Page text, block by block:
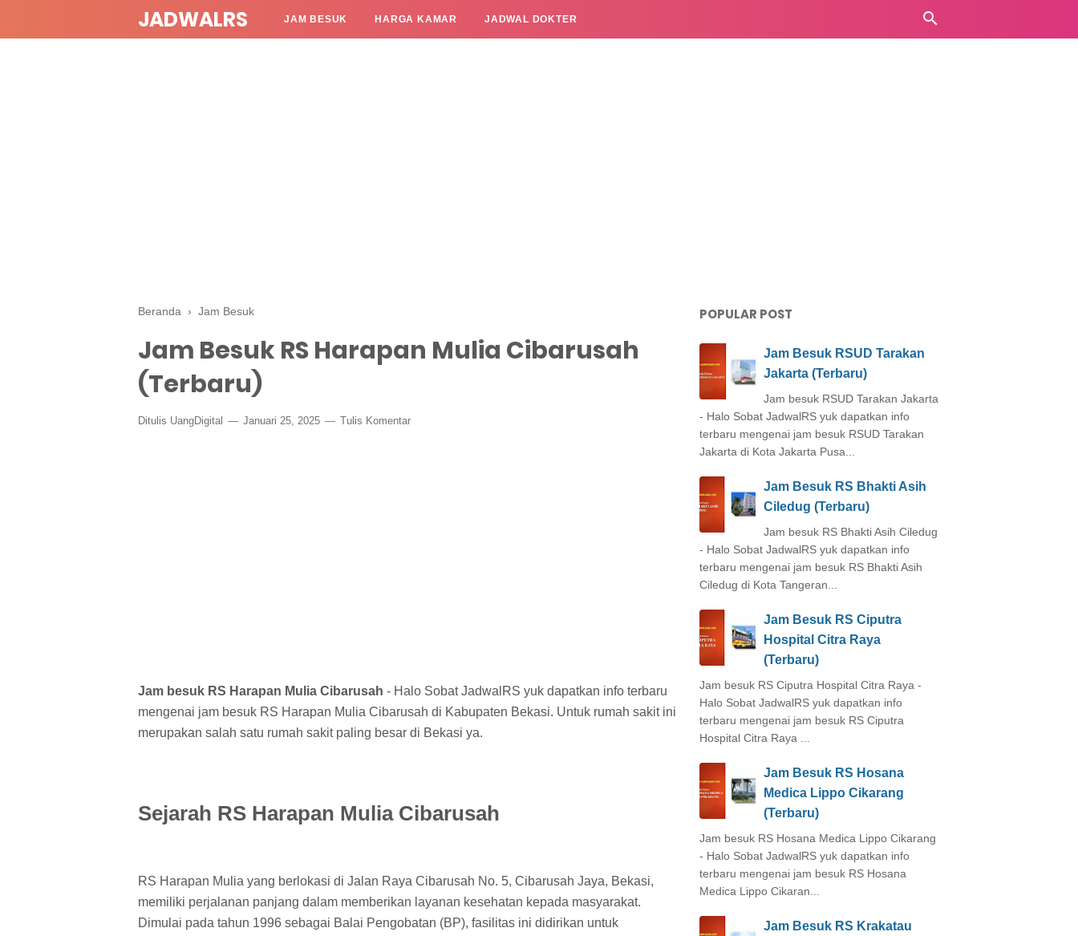
JADWALRS JAM BESUK HARGA KAMAR JADWAL DOKTER
Beranda › Jam Besuk
Jam Besuk RS Harapan Mulia Cibarusah
(Terbaru)
Ditulis UangDigital Januari 25, 2025 Tulis Komentar
Jam besuk RS Harapan Mulia Cibarusah - Halo Sobat JadwalRS yuk dapatkan info terbaru
mengenai jam besuk RS Harapan Mulia Cibarusah di Kabupaten Bekasi. Untuk rumah sakit ini
merupakan salah satu rumah sakit paling besar di Bekasi ya.
Sejarah RS Harapan Mulia Cibarusah
RS Harapan Mulia yang berlokasi di Jalan Raya Cibarusah No. 5, Cibarusah Jaya, Bekasi,
memiliki perjalanan panjang dalam memberikan layanan kesehatan kepada masyarakat.
Dimulai pada tahun 1996 sebagai Balai Pengobatan (BP), fasilitas ini didirikan untuk
POPULAR POST
Jam Besuk RSUD Tarakan
Jakarta (Terbaru)
Jam besuk RSUD Tarakan Jakarta
- Halo Sobat JadwalRS yuk dapatkan info
terbaru mengenai jam besuk RSUD Tarakan
Jakarta di Kota Jakarta Pusa...
Jam Besuk RS Bhakti Asih
Ciledug (Terbaru)
Jam besuk RS Bhakti Asih Ciledug
- Halo Sobat JadwalRS yuk dapatkan info
terbaru mengenai jam besuk RS Bhakti Asih
Ciledug di Kota Tangeran...
Jam Besuk RS Ciputra
Hospital Citra Raya
(Terbaru)
Jam besuk RS Ciputra Hospital Citra Raya -
Halo Sobat JadwalRS yuk dapatkan info
terbaru mengenai jam besuk RS Ciputra
Hospital Citra Raya ...
Jam Besuk RS Hosana
Medica Lippo Cikarang
(Terbaru)
Jam besuk RS Hosana Medica Lippo Cikarang
- Halo Sobat JadwalRS yuk dapatkan info
terbaru mengenai jam besuk RS Hosana
Medica Lippo Cikaran...
Jam Besuk RS Krakatau